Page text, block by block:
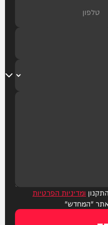
ומדיניות הפרטיות
"המחדש"